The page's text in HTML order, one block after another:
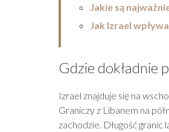
Jakie są
Jak Izrael
Gdzie dokładnie
Izrael znajduje się na
Graniczy z Libanem na
zachodzie. Długość